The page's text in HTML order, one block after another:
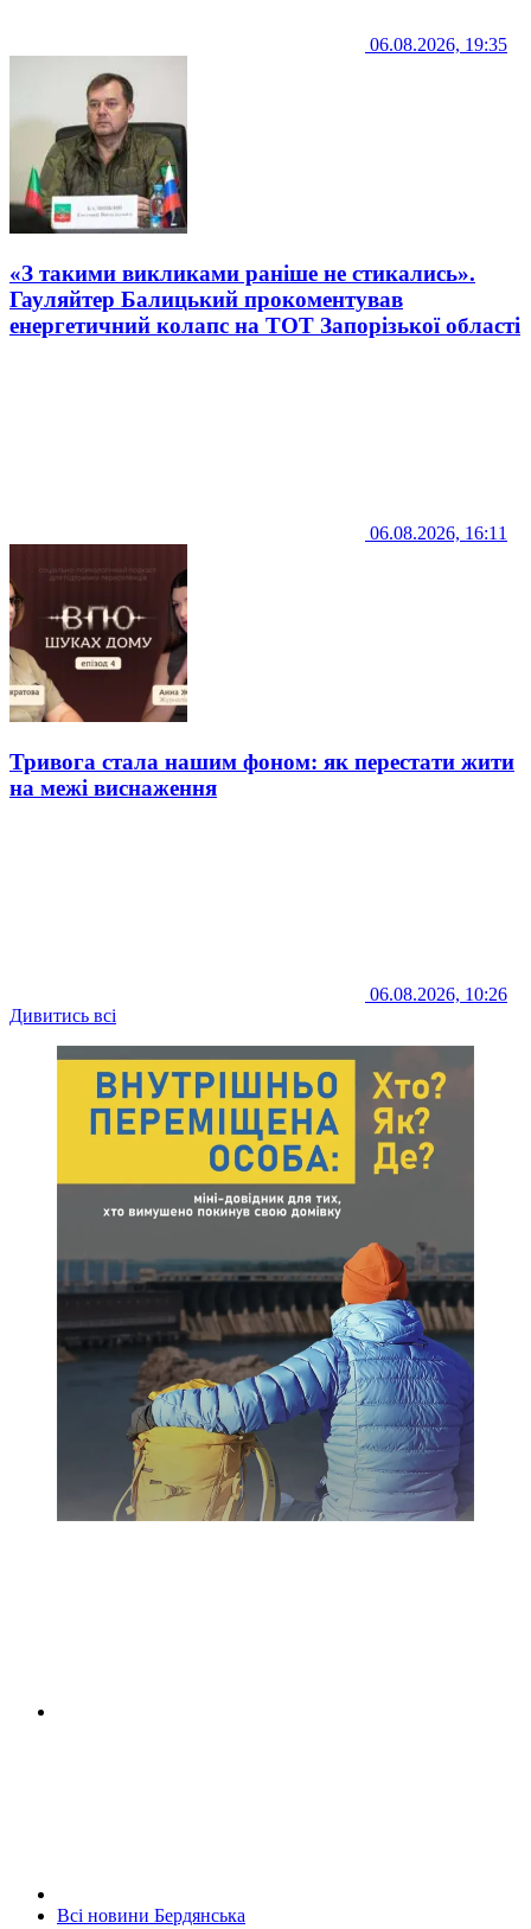
06.08.2026, 19:35
«З такими викликами раніше не стикались».
Гауляйтер Балицький прокоментував
енергетичний колапс на ТОТ Запорізької області
06.08.2026, 16:11
Тривога стала нашим фоном: як перестати жити
на межі виснаження
06.08.2026, 10:26
Дивитись всі
Всі новини Бердянська